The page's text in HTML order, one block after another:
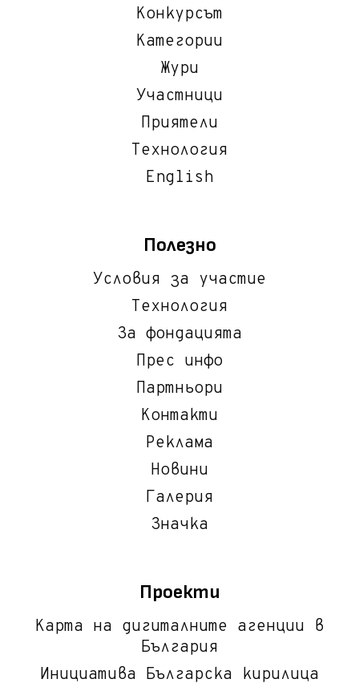
Конкурсът
Категории
Жури
Участници
Приятели
Технология
English
Полезно
Условия за участие
Технология
За фондацията
Прес инфо
Партньори
Контакти
Реклама
Новини
Галерия
Значка
Проекти
Карта на дигиталните агенции в
България
Инициатива Българска кирилица